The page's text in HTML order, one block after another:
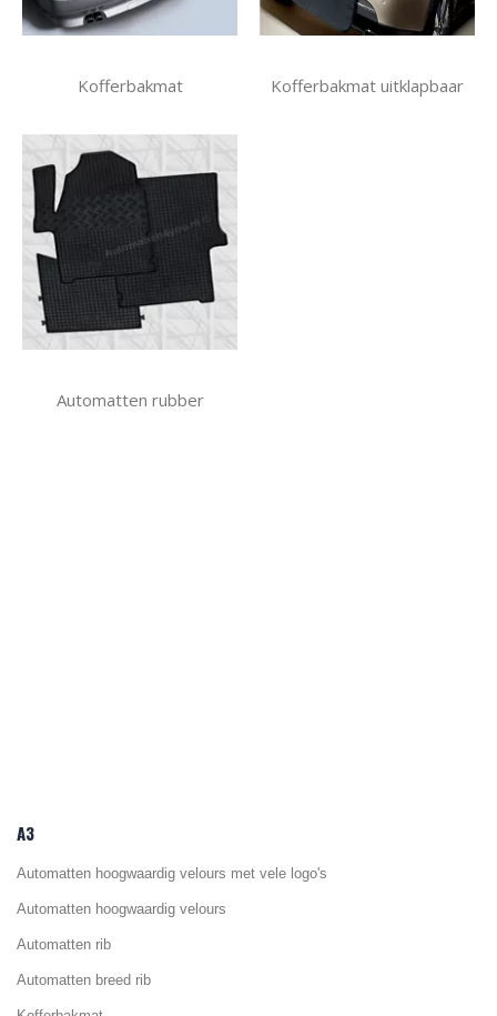
Kofferbakmat Kofferbakmat uitklapbaar
Automatten rubber
A3
Automatten hoogwaardig velours met vele logo's
Automatten hoogwaardig velours
Automatten rib
Automatten breed rib